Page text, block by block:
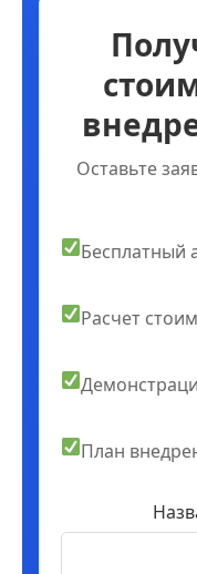
Оставьте
Бесплатный
Расчет
План